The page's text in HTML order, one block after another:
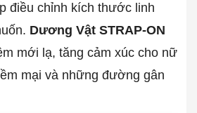
điều chỉnh kích thước linh
Dương Vật STRAP-ON
mới lạ, tăng cảm xúc cho nữ
mại và những đường gân